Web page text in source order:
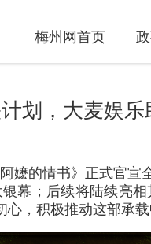
梅州网首页
划，大麦娱
嬷的情书》正式官宣
幕；后续将陆续亮
，积极推动这部承